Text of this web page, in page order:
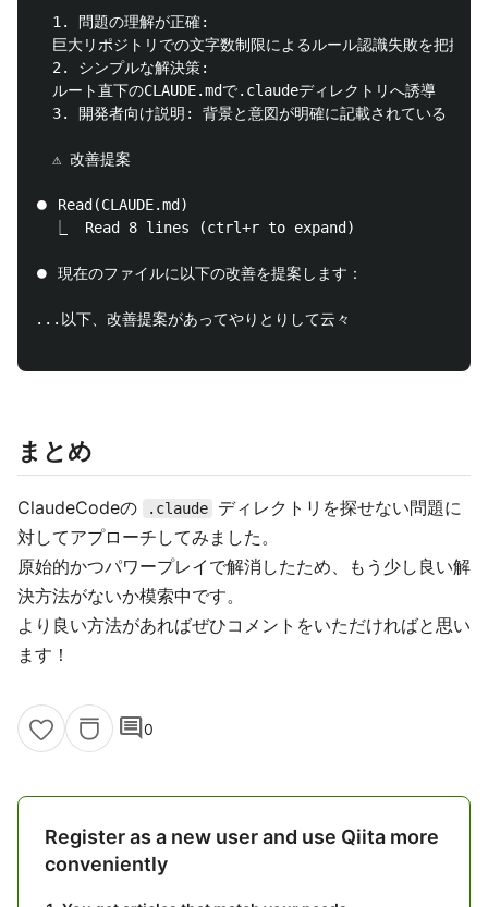
  1. 問題の理解が正確:
  巨大リポジトリでの文字数制限によるルール認識失敗を把握
  2. シンプルな解決策:
  ルート直下のCLAUDE.mdで.claudeディレクトリへ誘導
  3. 開発者向け説明: 背景と意図が明確に記載されている
  ⚠️ 改善提案
⏺ Read(CLAUDE.md)
  ⎿  Read 8 lines (ctrl+r to expand)
⏺ 現在のファイルに以下の改善を提案します：
...以下、改善提案があってやりとりして云々
まとめ
ClaudeCodeの .claude
ディレクトリを探せない問題に
対してアプローチしてみました。
原始的かつパワープレイで解消したため、もう少し良い解
決方法がないか模索中です。
より良い方法があればぜひコメントをいただければと思い
ます！
comment0
Register as a new user and use Qiita more
conveniently